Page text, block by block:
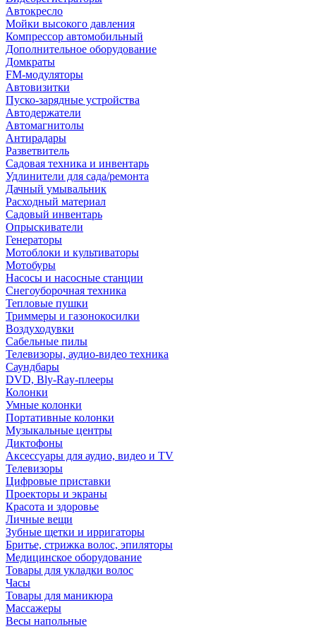
Автокресло
Мойки высокого давления
Компрессор автомобильный
Дополнительное оборудование
Домкраты
FM-модуляторы
Автовизитки
Пуско-зарядные устройства
Автодержатели
Автомагнитолы
Антирадары
Разветвитель
Садовая техника и инвентарь
Удлинители для сада/ремонта
Дачный умывальник
Расходный материал
Садовый инвентарь
Опрыскиватели
Генераторы
Мотоблоки и культиваторы
Мотобуры
Насосы и насосные станции
Снегоуборочная техника
Тепловые пушки
Триммеры и газонокосилки
Воздуходувки
Сабельные пилы
Телевизоры, аудио-видео техника
Саундбары
DVD, Bly-Ray-плееры
Колонки
Умные колонки
Портативные колонки
Музыкальные центры
Диктофоны
Аксессуары для аудио, видео и TV
Телевизоры
Цифровые приставки
Проекторы и экраны
Красота и здоровье
Личные вещи
Зубные щетки и ирригаторы
Бритье, стрижка волос, эпиляторы
Медицинское оборудование
Товары для укладки волос
Часы
Товары для маникюра
Массажеры
Весы напольные